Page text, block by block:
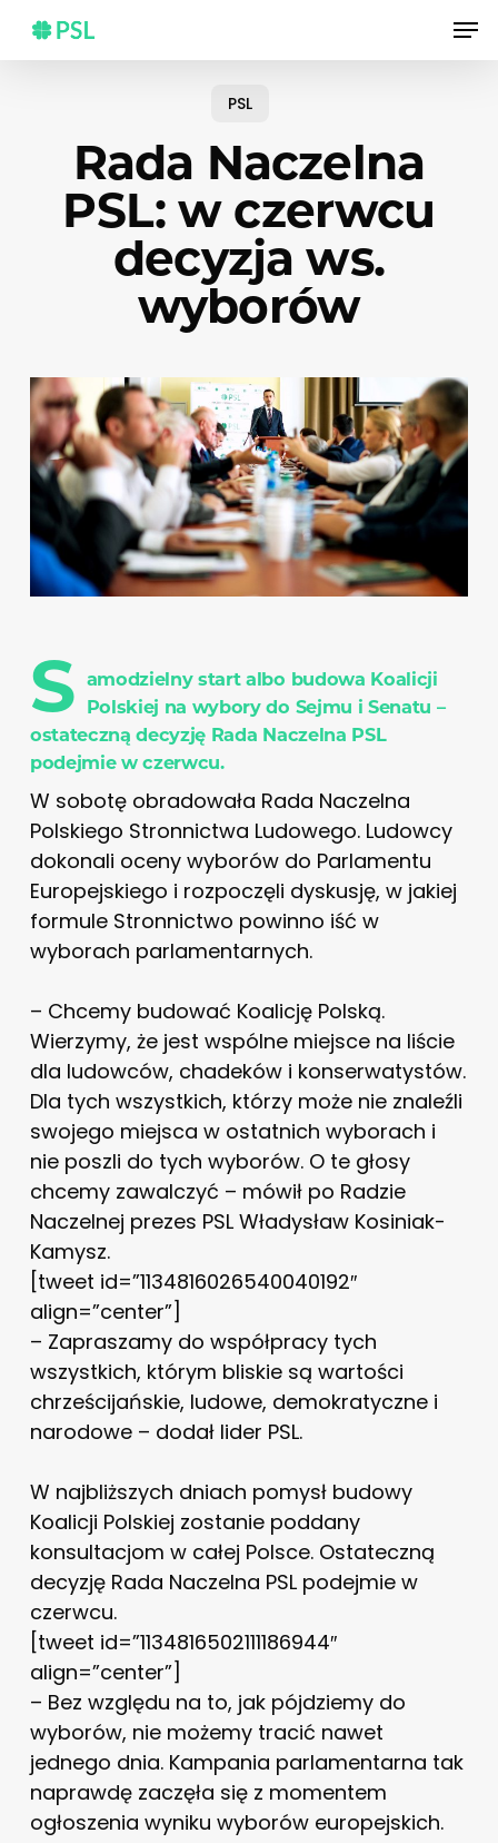
main
PSL
Rada Naczelna
PSL: w czerwcu
decyzja ws.
wyborów
S amodzielny start albo budowa Koalicji
Polskiej na wybory do Sejmu i Senatu –
ostateczną decyzję Rada Naczelna PSL
podejmie w czerwcu.
W sobotę obradowała Rada Naczelna
Polskiego Stronnictwa Ludowego. Ludowcy
dokonali oceny wyborów do Parlamentu
Europejskiego i rozpoczęli dyskusję, w jakiej
formule Stronnictwo powinno iść w
wyborach parlamentarnych.
– Chcemy budować Koalicję Polską.
Wierzymy, że jest wspólne miejsce na liście
dla ludowców, chadeków i konserwatystów.
Dla tych wszystkich, którzy może nie znaleźli
swojego miejsca w ostatnich wyborach i
nie poszli do tych wyborów. O te głosy
chcemy zawalczyć – mówił po Radzie
Naczelnej prezes PSL Władysław Kosiniak-
Kamysz.
[tweet id=”1134816026540040192″
align=”center”]
– Zapraszamy do współpracy tych
wszystkich, którym bliskie są wartości
chrześcijańskie, ludowe, demokratyczne i
narodowe – dodał lider PSL.
W najbliższych dniach pomysł budowy
Koalicji Polskiej zostanie poddany
konsultacjom w całej Polsce. Ostateczną
decyzję Rada Naczelna PSL podejmie w
czerwcu.
[tweet id=”1134816502111186944″
align=”center”]
– Bez względu na to, jak pójdziemy do
wyborów, nie możemy tracić nawet
jednego dnia. Kampania parlamentarna tak
naprawdę zaczęła się z momentem
ogłoszenia wyniku wyborów europejskich.